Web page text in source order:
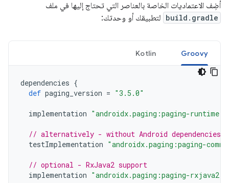
أضِف الاعتماديات الخاصة بالعناصر التي تحتاج إليها في ملف
build.gradle لتطبيقك أو وحدتك:
Groovy
Kotlin
dependencies {
def paging_version = "3.5.0"
implementation "androidx.paging:paging-
// alternatively - without Android dependencies
testImplementation "androidx.paging:paging-
// optional - RxJava2 support
implementation "androidx.paging:paging-